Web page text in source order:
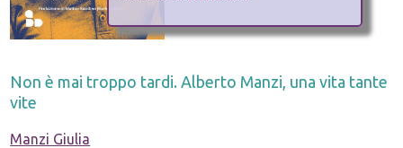
Non è mai troppo tardi. Alberto Manzi, una vita tante
vite
Manzi Giulia